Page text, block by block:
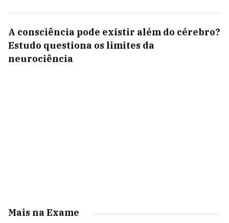
A consciência pode existir além do cérebro?
Estudo questiona os limites da
neurociência
Mais na Exame